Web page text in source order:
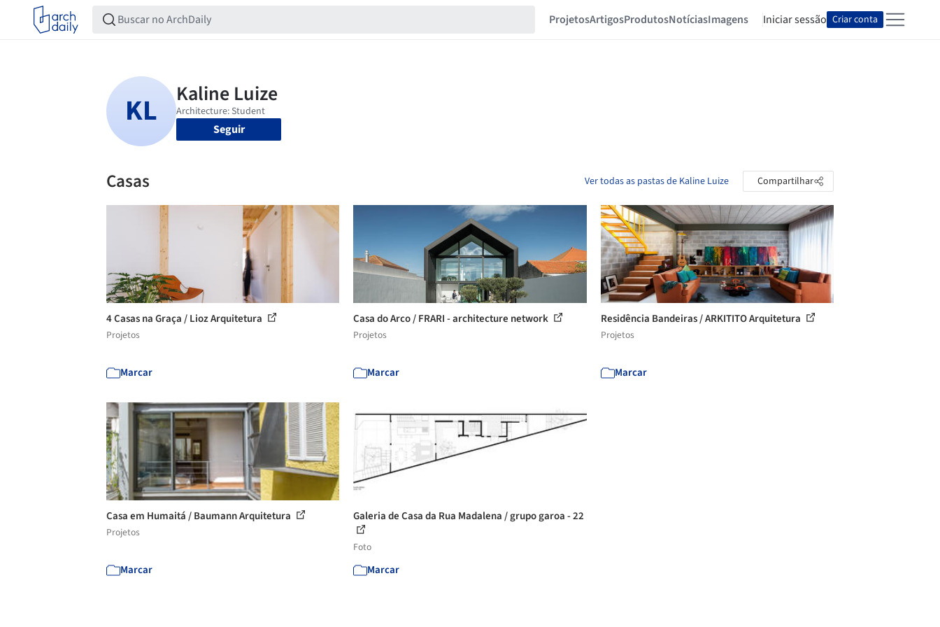
ProjetosArtigosProdutosNotíciasImagens Iniciar sessão Criar conta
Seguir
Casas Ver todas as pastas de Kaline Luize Compartilhar
4 Casas na Graça / Lioz Arquitetura
Projetos
Marcar
Casa do Arco / FRARI - architecture network
Projetos
Marcar
Residência Bandeiras / ARKITITO Arquitetura
Projetos
Marcar
Casa em Humaitá / Baumann Arquitetura
Projetos
Marcar
Galeria de Casa da Rua Madalena / grupo garoa - 22
Foto
Marcar